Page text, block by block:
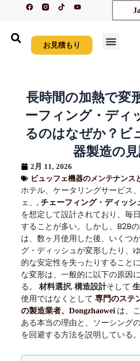
フ
ェ
ッ
テ
ィ
Y
o
b
e
お見積もり
長時間の加熱で変
ーフィング・ディ
るのはなぜか？ビ
器製造の
2月 11, 2026
ビュッフェ機器のメンテナンス
ホテル、ケータリングサービス
ェ、,チェーフィング・ディッシ
を想定して設計されており、毎
することが多い。しかし、B2B
は、数ヶ月使用した後、いくつ
グ・ディッシュが変形したり、
的な安定性を失ったりすること
な変形は、一般的に以下の原因
る。材料選択,構造設計そして
使用ではなくとして専門のステ
の製造業者、Dongzhaoweiは、
ある本当の理由と、ソーシング
を回避する方法を説明している